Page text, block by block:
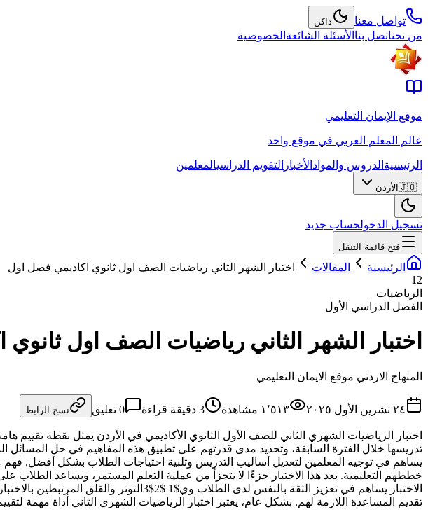
تواصل معنا داكن
من نحناتصل بنا الأسئلة الشائعة الخصوصية
موقع الإيمان التعليمي
عالم المعلم العربي في موقع واحد
الرئيسية الدروس والمواد الأخبار التقويم الدراسيالمعلمين
🇯🇴 الأردن
تسجيل الدخولحساب جديد
فتح قائمة التنقل
الرئيسية المقالات
اختبار الشهر الثاني رياضيات الصف اول ثانوي اكاديمي فصل اول
12
الرياضيات
الفصل الدراسي الأول
اختبار الشهر الثاني رياضيات الصف اول
المنهاج الاردني موقع الايمان التعليمي
٢٤ تشرين الأول ٢٠٢٥ ١٬٥١٣ مشاهدة 3 دقيقة قراءة 0 تعليق نسخ الرابط
اختبار الرياضيات الشهري الثاني للصف الأول الثانوي الأكاديمي في الأردن يمثل نقطة
تدريسها خلال الفترة السابقة، وتحديد مدى قدرتهم على تطبيق هذه المفاهيم في حل المسائل
يساهم في توجيه المعلمين لتعديل أساليب التدريس وتلبية احتياجات الطلاب بشكل أفضل. فهم
خططهم التعليمية. يعد هذا الاختبار جزءًا لا يتجزأ من عملية التعلم المستمر، ويساعد الطلاب
الاختبار يساهم في تعزيز الثقة بالنفس لدى
تقديم المساعدة اللازمة لهم. بشكل عام، يعتبر اختبار الرياضيات الشهري الثاني أداة مهمة